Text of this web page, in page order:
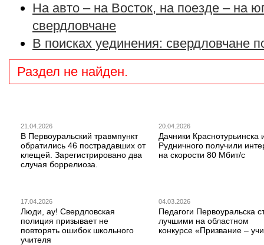
На авто – на Восток, на поезде – на
свердловчане
В поисках уединения: свердловчане
Раздел не найден.
21.04.2026
В Первоуральский травмпункт
обратились 46 пострадавших от
клещей. Зарегистрировано два
случая боррелиоза.
20.04.2026
Дачники Краснотурьинска
Рудничного получили
на скорости 80 Мбит/с
17.04.2026
Люди, ау! Свердловская
полиция призывает не
повторять ошибок школьного
учителя
04.03.2026
Педагоги Первоуральска
лучшими на областном
конкурсе «Призвание –